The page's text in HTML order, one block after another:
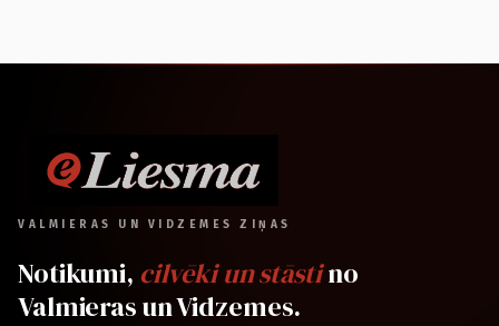
VALMIERAS UN VIDZEMES ZIŅAS
Notikumi, cilvēki un stāstino
Valmieras un Vidzemes.